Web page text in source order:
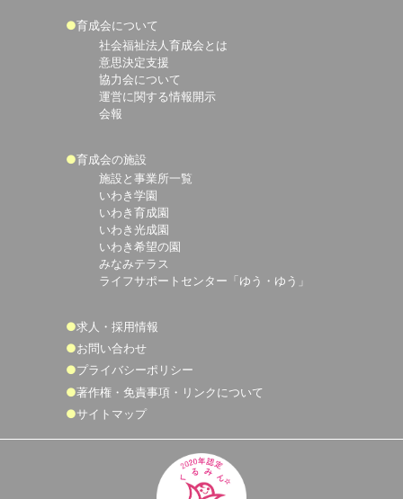
育成会について
社会福祉法人育成会とは
意思決定支援
協力会について
運営に関する情報開示
会報
育成会の施設
施設と事業所一覧
いわき学園
いわき育成園
いわき光成園
いわき希望の園
みなみテラス
ライフサポートセンター「ゆう・ゆう」
求人・採用情報
お問い合わせ
プライバシーポリシー
著作権・免責事項・リンクについて
サイトマップ